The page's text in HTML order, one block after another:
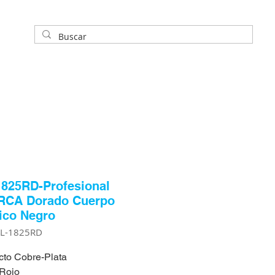
Profesional
Dorado Cuerpo
Negro
1825RD
Cobre-Plata